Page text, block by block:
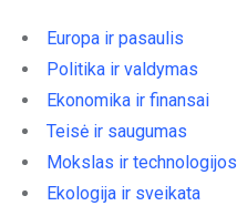
Europa ir pasaulis
Politika ir valdymas
Ekonomika ir finansai
Teisė ir saugumas
Mokslas ir technologijos
Ekologija ir sveikata